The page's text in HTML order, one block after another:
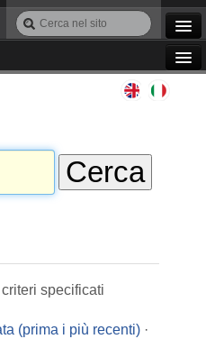
Cerca
nel
Ricerca
specificati
(prima i più recenti) ·